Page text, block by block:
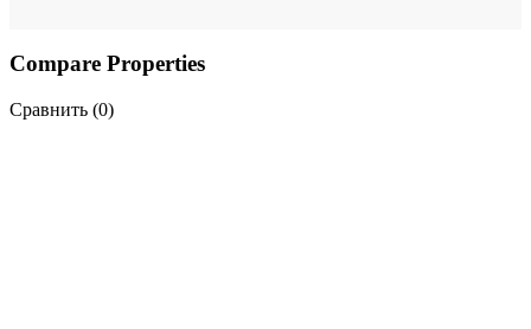
Compare Properties
Сравнить (0)